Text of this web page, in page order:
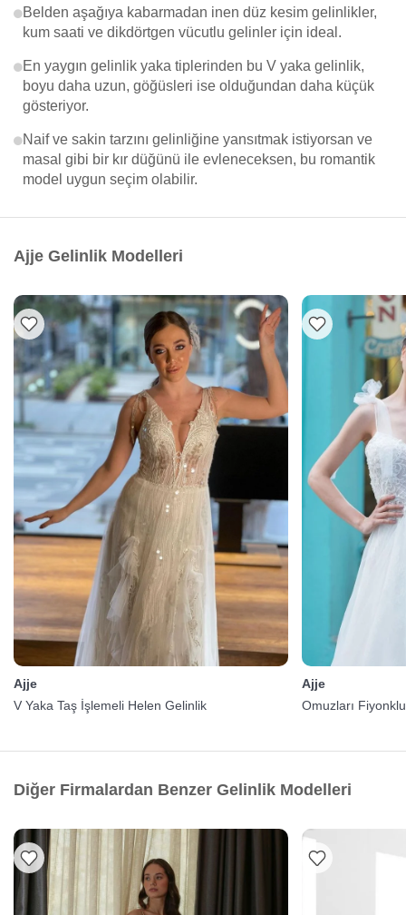
Belden aşağıya kabarmadan inen düz kesim gelinlikler,
kum saati ve dikdörtgen vücutlu gelinler için ideal.
En yaygın gelinlik yaka tiplerinden bu V yaka gelinlik,
boyu daha uzun, göğüsleri ise olduğundan daha küçük
gösteriyor.
Naif ve sakin tarzını gelinliğine yansıtmak istiyorsan ve
masal gibi bir kır düğünü ile evleneceksen, bu romantik
model uygun seçim olabilir.
Ajje Gelinlik Modelleri
Ajje
V Yaka Taş İşlemeli Helen Gelinlik
Ajje
Omuzları
Diğer Firmalardan Benzer Gelinlik Modelleri